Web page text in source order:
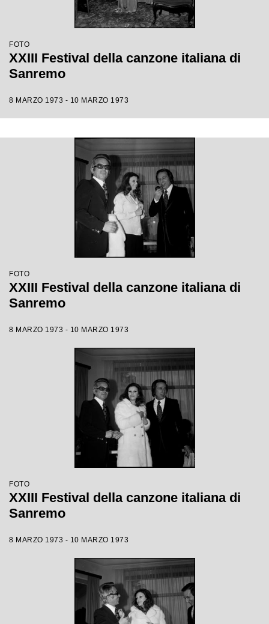
FOTO
XXIII Festival della canzone italiana di
Sanremo
8 MARZO 1973 - 10 MARZO 1973
FOTO
XXIII Festival della canzone italiana di
Sanremo
8 MARZO 1973 - 10 MARZO 1973
FOTO
XXIII Festival della canzone italiana di
Sanremo
8 MARZO 1973 - 10 MARZO 1973